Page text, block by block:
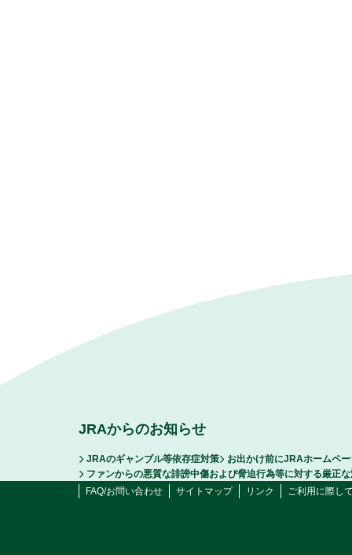
JRAからのお知らせ
JRAのギャンブル等依存症対策
お出かけ前にJRAホームペ
ファンからの悪質な誹謗中傷および脅迫行為等に対する厳正
FAQ/お問い合わせ
サイトマップ リンク ご利用に際し